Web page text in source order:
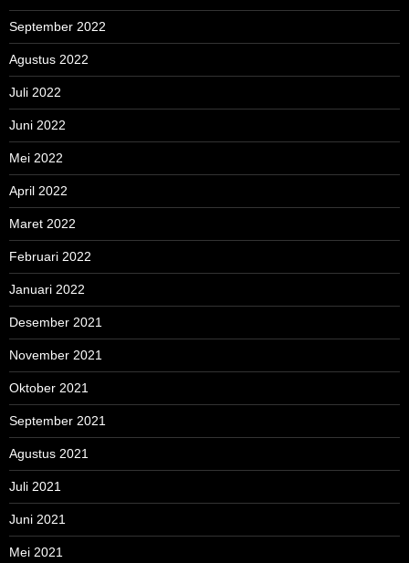
September 2022
Agustus 2022
Juli 2022
Juni 2022
Mei 2022
April 2022
Maret 2022
Februari 2022
Januari 2022
Desember 2021
November 2021
Oktober 2021
September 2021
Agustus 2021
Juli 2021
Juni 2021
Mei 2021